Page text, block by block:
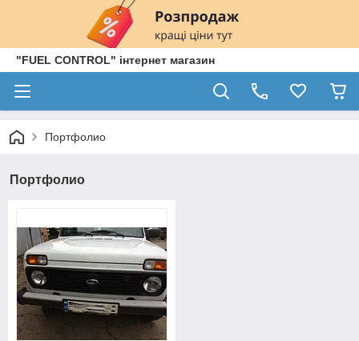
"FUEL CONTROL" інтернет магазин
Портфолио
Портфолио